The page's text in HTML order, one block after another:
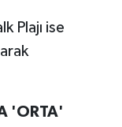
Plajı ise
'ORTA'